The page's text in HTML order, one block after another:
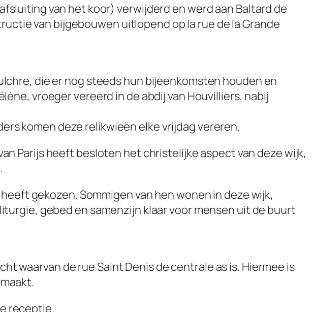
van het koor) verwijderd en werd aan Baltard de
van bijgebouwen uitlopend op la rue de la Grande
die er nog steeds hun bijeenkomsten houden en
vroeger vereerd in de abdij van Houvilliers, nabij
komen deze relikwieën elke vrijdag vereren.
Parijs heeft besloten het christelijke aspect van deze wijk,
gekozen. Sommigen van hen wonen in deze wijk,
gebed en samenzijn klaar voor mensen uit de buurt
waarvan de rue Saint Denis de centrale as is. Hiermee is
receptie.